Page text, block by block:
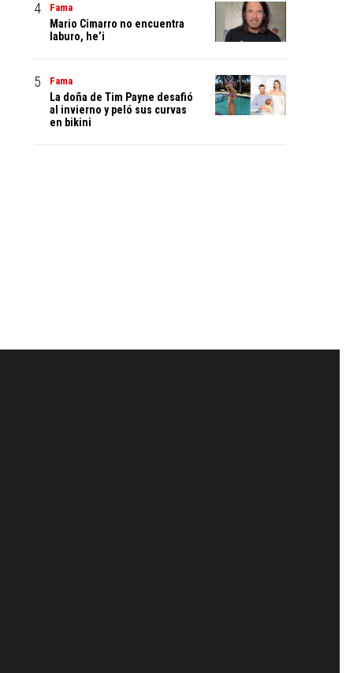
Fama
Mario Cimarro no encuentra
laburo, he’i
Fama
La doña de Tim Payne desafió
al invierno y peló sus curvas
en bikini